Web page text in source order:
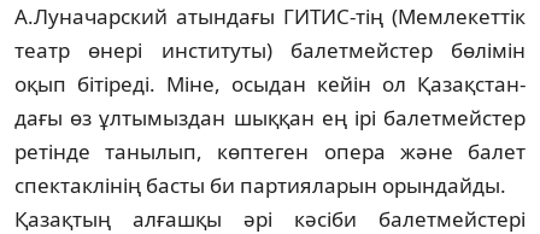
А.Луначарский атынд­ағы ГИТИС-тің (Мемлекеттік
театр өне­рі институты) балетмейстер бөлімін
оқып бітіреді. Міне, осыдан кейін ол Қазақ­стан­
дағы өз ұлтымыздан шыққан ең ірі ба­летмейстер
ретінде танылып, көптеген опе­ра және балет
спектаклінің басты би пар­тияларын орындайды.
Қазақтың алғашқы әрі кәсіби балет­мейс­тері